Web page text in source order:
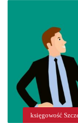
księgowość